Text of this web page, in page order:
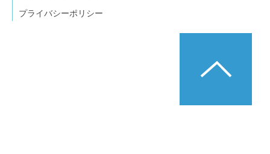
プライバシーポリシー